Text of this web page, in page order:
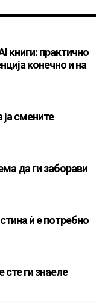
книги: практично
конечно и на
смените
да ги заборави
ѝ е потребно
ги знаеле